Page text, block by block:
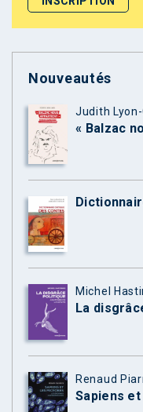
Nouveautés
Judith Lyon-
« Balzac
Michel
La
Renaud
Sapiens